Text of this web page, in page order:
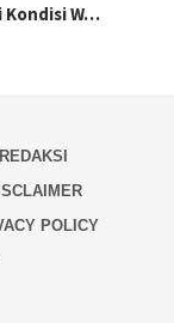
Kondisi W…
REDAKSI
POLICY